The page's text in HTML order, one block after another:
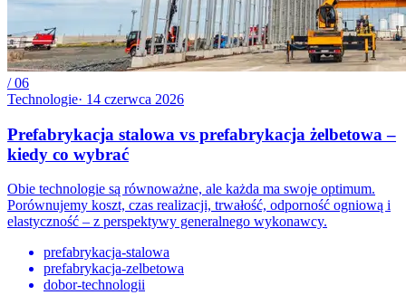
/06
Technologie· 14 czerwca 2026
Prefabrykacja stalowa vs prefabrykacja żelbetowa –
kiedy co wybrać
Obie technologie są równoważne, ale każda ma swoje optimum.
Porównujemy koszt, czas realizacji, trwałość, odporność ogniową i
elastyczność – z perspektywy generalnego wykonawcy.
prefabrykacja-stalowa
prefabrykacja-zelbetowa
dobor-technologii